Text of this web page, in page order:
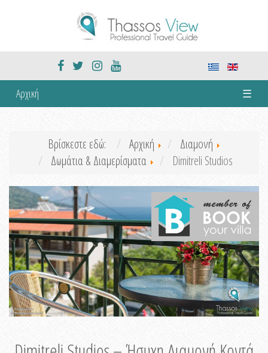
Αρχική ☰
Βρίσκεστε εδώ: Αρχική
Διαμονή
Δωμάτια & Διαμερίσματα
Dimitreli Studios